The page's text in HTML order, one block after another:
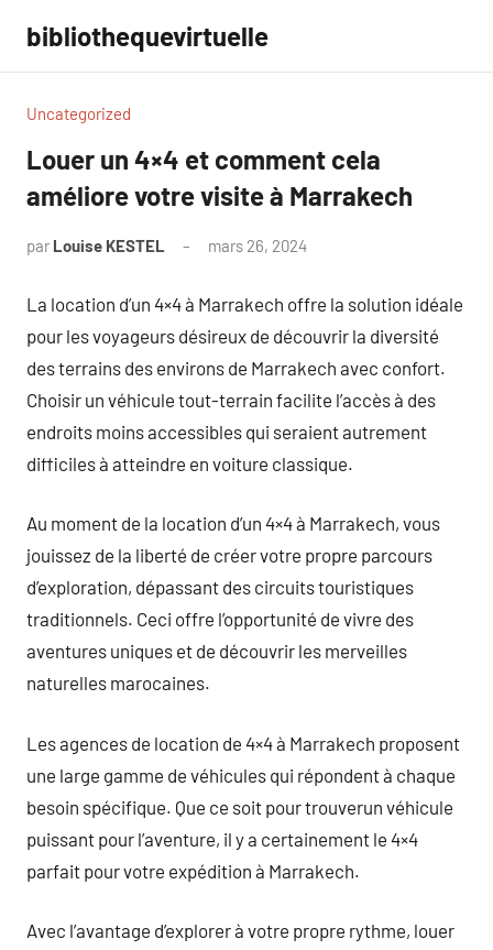
contenu
bibliothequevirtuelle
Uncategorized
Louer un 4×4 et comment cela
améliore votre visite à Marrakech
par Louise KESTEL mars 26, 2024
La location d’un 4×4 à Marrakech offre la solution idéale
pour les voyageurs désireux de découvrir la diversité
des terrains des environs de Marrakech avec confort.
Choisir un véhicule tout-terrain facilite l’accès à des
endroits moins accessibles qui seraient autrement
difficiles à atteindre en voiture classique.
Au moment de la location d’un 4×4 à Marrakech, vous
jouissez de la liberté de créer votre propre parcours
d’exploration, dépassant des circuits touristiques
traditionnels. Ceci offre l’opportunité de vivre des
aventures uniques et de découvrir les merveilles
naturelles marocaines.
Les agences de location de 4×4 à Marrakech proposent
une large gamme de véhicules qui répondent à chaque
besoin spécifique. Que ce soit pour trouverun véhicule
puissant pour l’aventure, il y a certainement le 4×4
parfait pour votre expédition à Marrakech.
Avec l’avantage d’explorer à votre propre rythme, louer